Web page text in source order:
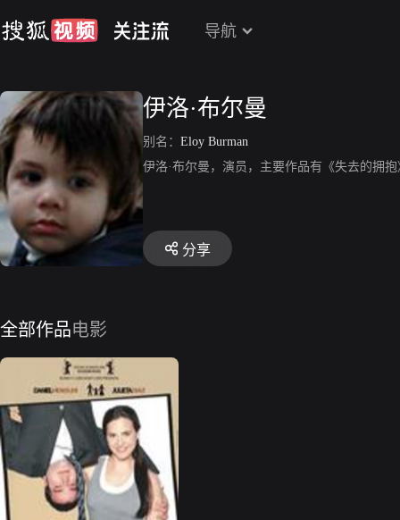
导航
伊洛·布尔曼
别名： Eloy Burman
伊洛·布尔曼，演员，主要作品有《失去的拥
分享
全部作品电影